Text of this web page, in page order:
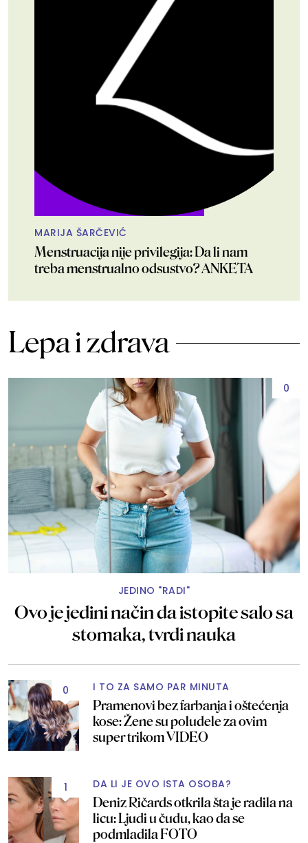
MARIJA ŠARČEVIĆ
Menstruacija nije privilegija: Da li nam
treba menstrualno odsustvo? ANKETA
Lepa i zdrava
0
JEDINO "RADI"
Ovo je jedini način da istopite salo sa
stomaka, tvrdi nauka
0 I TO ZA SAMO PAR MINUTA
Pramenovi bez farbanja i oštećenja
kose: Žene su poludele za ovim
super trikom VIDEO
1 DA LI JE OVO ISTA OSOBA?
Deniz Ričards otkrila šta je radila na
licu: Ljudi u čudu, kao da se
podmladila FOTO